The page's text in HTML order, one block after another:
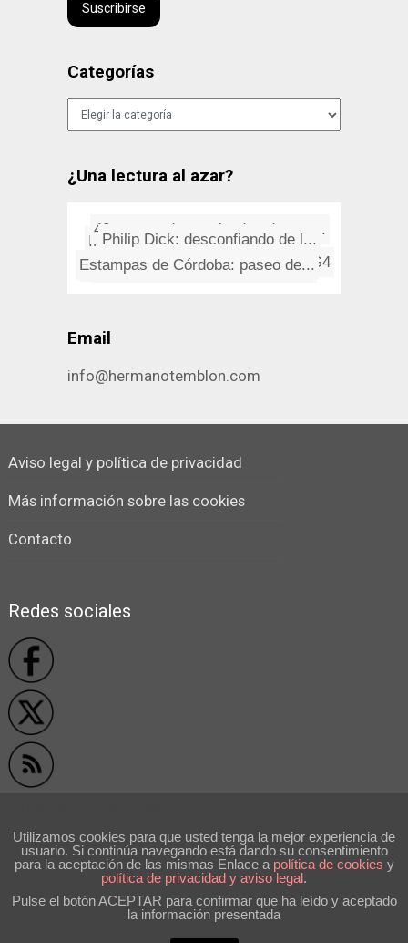
Suscribirse
Categorías
Categorías
¿Una lectura al azar?
INXS: Don't Change
El Inter baja a la tierra al B...
Prohibido llamar Napoleón a u...
43 sorprendentes fondos de pan...
Philip Dick: desconfiando de l...
La enfermedad del buzo
Dorogoi Dlinnoyu (música rusa...
¿Qué sonido hace una sola ma...
Problemas de arranque con G4
Estampas de Córdoba: paseo de...
Email
info@hermanotemblon.com
Aviso legal y política de privacidad
Más información sobre las cookies
Contacto
Redes sociales
```
Volver arriba ↑
Utilizamos cookies para que usted tenga la mejor experiencia de
usuario. Si continúa navegando está dando su consentimiento
para la aceptación de las mismas Enlace a polí­tica de cookies y
política de privacidad y aviso legal.
Pulse el botón ACEPTAR para confirmar que ha leído y aceptado
la información presentada